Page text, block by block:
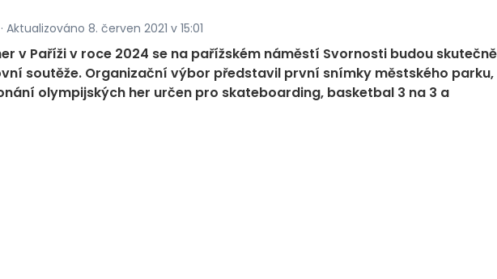
· Aktualizováno 8. červen 2021 v 15:01
v Paříži v roce 2024 se na pařížském náměstí Svornosti budou skutečně
soutěže. Organizační výbor představil první snímky městského parku,
olympijských her určen pro skateboarding, basketbal 3 na 3 a